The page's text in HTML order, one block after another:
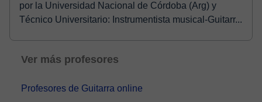
por la Universidad Nacional de Córdoba (Arg) y
Técnico Universitario: Instrumentista musical-Guitarr...
Ver más profesores
Profesores de Guitarra online